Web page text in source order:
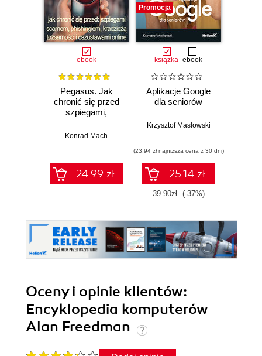
ebook
Pegasus. Jak
chronić się przed
szpiegami,
phishingiem,
oszustwami online
Konrad Mach
24.99 zł
Promocja
książka ebook
Aplikacje Google
dla seniorów
Krzysztof Masłowski
(23,94 zł najniższa cena z 30 dni)
25.14 zł
39.90zł (-37%)
Oceny i opinie klientów:
Encyklopedia komputerów
Alan Freedman